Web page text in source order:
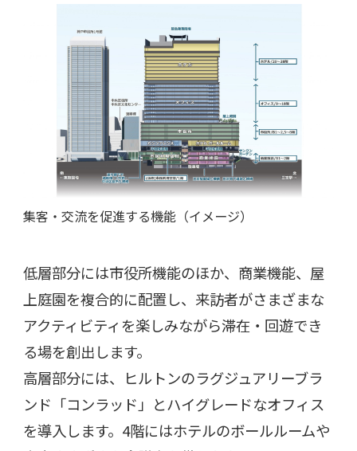
集客・交流を促進する機能（イメージ）
低層部分には市役所機能のほか、商業機能、屋
上庭園を複合的に配置し、来訪者がさまざまな
アクティビティを楽しみながら滞在・回遊でき
る場を創出します。
高層部分には、ヒルトンのラグジュアリーブラ
ンド「コンラッド」とハイグレードなオフィス
を導入します。 4階にはホテルのボールルームや